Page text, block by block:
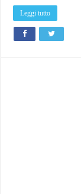
Leggi tutto